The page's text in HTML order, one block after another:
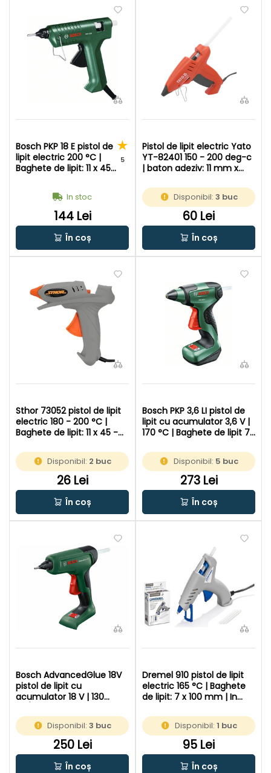
Bosch PKP 18 E pistol de
lipit electric 200 °C |
Baghete de lipit: 11 x 45
carton original
5
In stoc
144 Lei
În coș
Pistol de lipit electric Yato
YT-82401 150 - 200 deg-c
| baton adeziv: 11 mm x
carton original
Disponibil:3 buc
60 Lei
În coș
Sthor 73052 pistol de lipit
electric 180 - 200 °C |
Baghete de lipit: 11 x 45 -
carton original
Disponibil: 2 buc
26 Lei
În coș
Bosch PKP 3,6 LI pistol de
lipit cu acumulator 3,6 V |
170 °C | Baghete de lipit 7
carton original
Disponibil: 5 buc
273 Lei
În coș
Bosch AdvancedGlue 18V
pistol de lipit cu
acumulator 18 V | 130
lipit 11 mm x 45 - 300 mm |
In cutie de carton original
Disponibil:3 buc
250 Lei
În coș
Dremel 910 pistol de lipit
electric 165 °C | Baghete
de lipit: 7 x 100 mm | In
Disponibil: 1 buc
95 Lei
În coș